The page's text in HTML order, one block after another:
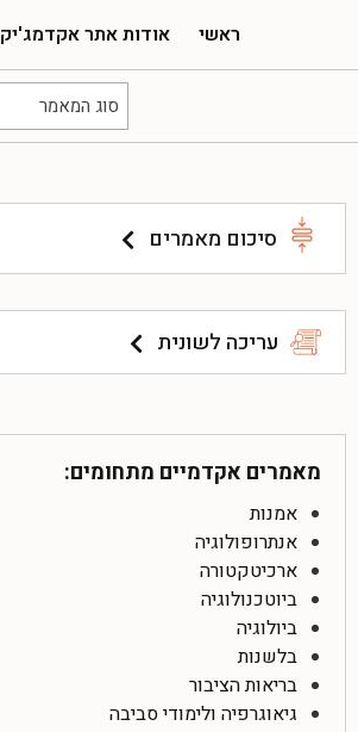
ראשי אודות אתר אקדמג'יק
סוג המאמר
סיכום מאמרים
עריכה לשונית
מאמרים אקדמיים מתחומים:
אמנות
אנתרופולוגיה
ארכיטקטורה
ביוטכנולוגיה
ביולוגיה
בלשנות
בריאות הציבור
גיאוגרפיה ולימודי סביבה